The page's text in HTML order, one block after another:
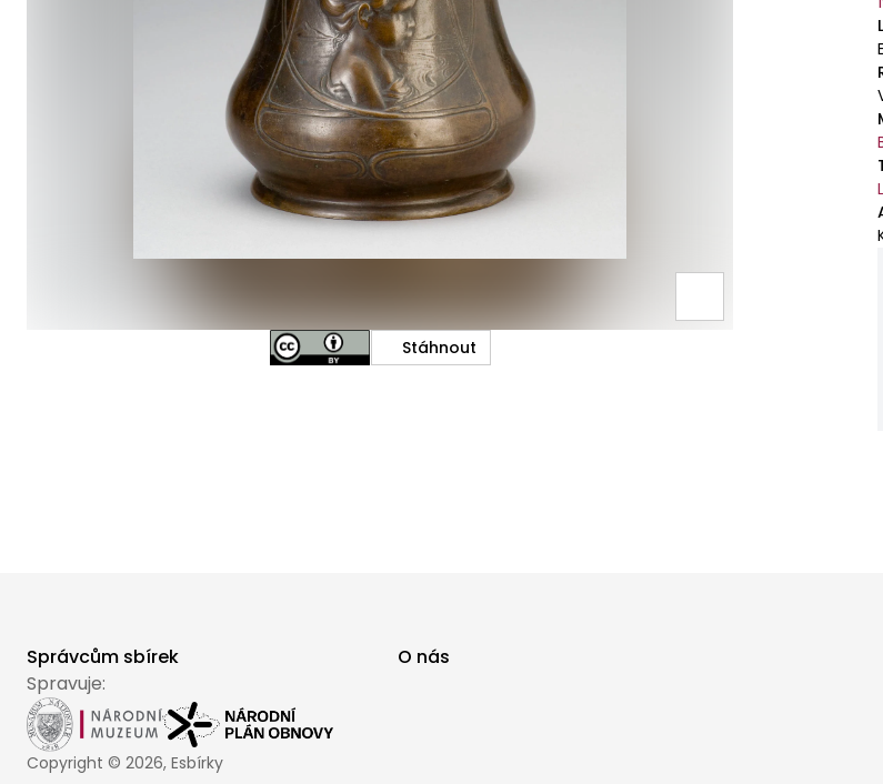
Stáhnout
Správcům sbírek
O nás
Spravuje:
Copyright © 2026, Esbírky